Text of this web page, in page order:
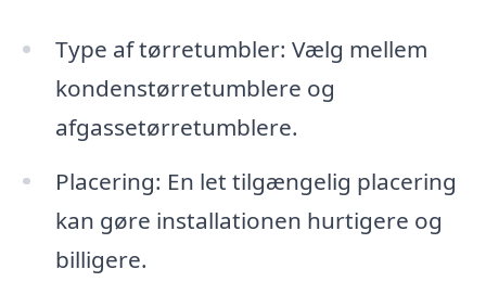
Type af tørretumbler: Vælg mellem
kondenstørretumblere og
afgassetørretumblere.
Placering: En let tilgængelig placering
kan gøre installationen hurtigere og
billigere.